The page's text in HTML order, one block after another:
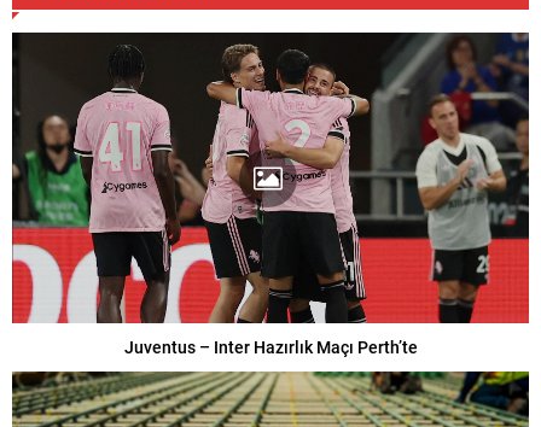
Juventus – Inter Hazırlık Maçı Perth’te